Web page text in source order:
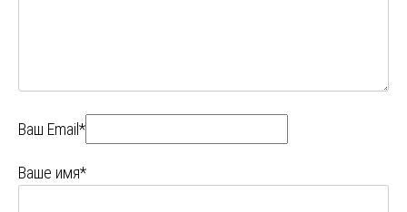
Ваш Email*
Ваше имя*